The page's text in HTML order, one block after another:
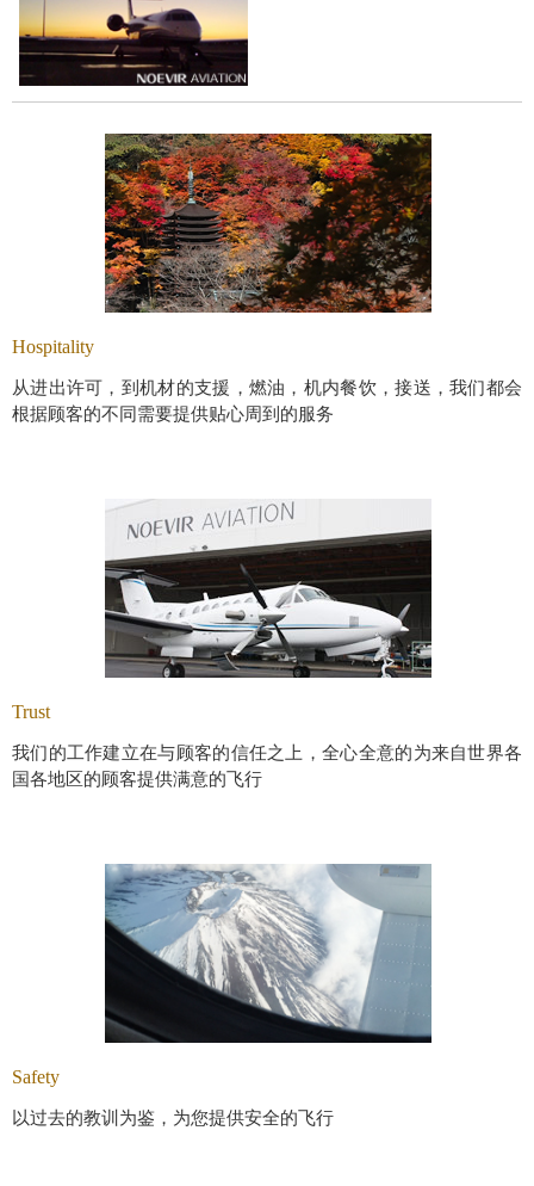
Hospitality
从进出许可，到机材的支援，燃油，机内餐饮，接送，我们都会
根据顾客的不同需要提供贴心周到的服务
Trust
我们的工作建立在与顾客的信任之上，全心全意的为来自世界各
国各地区的顾客提供满意的飞行
Safety
以过去的教训为鉴，为您提供安全的飞行